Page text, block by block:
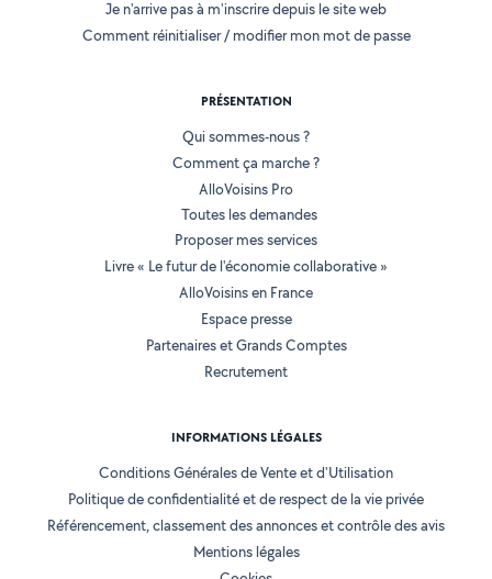
Je n'arrive pas à m'inscrire depuis le site web
Comment réinitialiser / modifier mon mot de passe
PRÉSENTATION
Qui sommes-nous ?
Comment ça marche ?
AlloVoisins Pro
Toutes les demandes
Proposer mes services
Livre « Le futur de l'économie collaborative »
AlloVoisins en France
Espace presse
Partenaires et Grands Comptes
Recrutement
INFORMATIONS LÉGALES
Conditions Générales de Vente et d'Utilisation
Politique de confidentialité et de respect de la vie privée
Référencement, classement des annonces et contrôle des avis
Mentions légales